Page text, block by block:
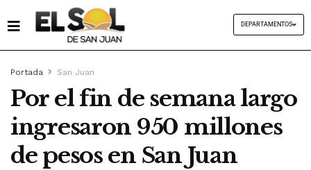
DEPARTAMENTOS
Portada San Juan
Por el fin de semana largo
ingresaron 950 millones
de pesos en San Juan